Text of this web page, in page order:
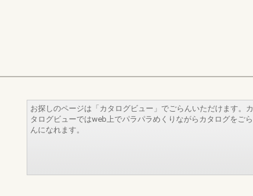
お探しのページは「カタログビュー」でごらんいただけます。カ
タログビューではweb上でパラパラめくりながらカタログをごら
んになれます。